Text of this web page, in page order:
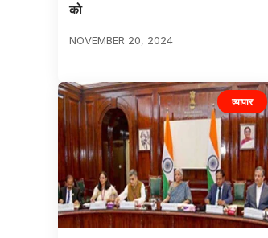
को
NOVEMBER 20, 2024
व्यापार